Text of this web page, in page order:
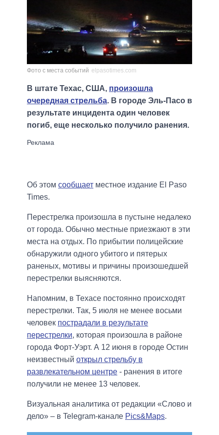
Фото с места событий elpasotimes.com
В штате Техас, США, произошла
очередная стрельба. В городе Эль-Пасо в
результате инцидента один человек
погиб, еще несколько получило ранения.
Об этом сообщает местное издание El Paso
Times.
Перестрелка произошла в пустыне недалеко
от города. Обычно местные приезжают в эти
места на отдых. По прибытии полицейские
обнаружили одного убитого и пятерых
раненых, мотивы и причины произошедшей
перестрелки выясняются.
Напомним, в Техасе постоянно происходят
перестрелки. Так, 5 июля не менее восьми
человек пострадали в результате
перестрелки, которая произошла в районе
города Форт-Уэрт. А 12 июня в городе Остин
неизвестный открыл стрельбу в
развлекательном центре - ранения в итоге
получили не менее 13 человек.
Визуальная аналитика от редакции «Слово и
дело» – в Telegram-канале Pics&Maps.